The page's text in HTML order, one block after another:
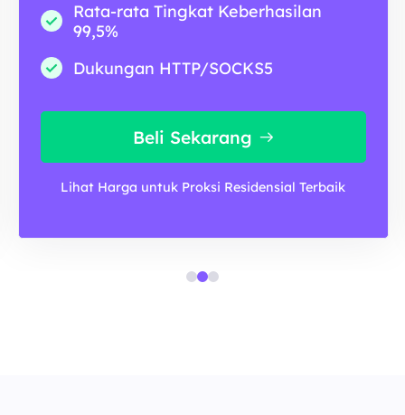
Rata-rata Tingkat Keberhasilan
99,5%
Dukungan HTTP/SOCKS5
Beli Sekarang
Lihat Harga untuk Proksi Residensial Terbaik